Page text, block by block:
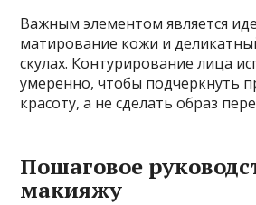
Важным элементом является
матирование кожи и
скулах. Контурирование лица
умеренно, чтобы подчеркнуть
красоту, а не сделать образ
Пошаговое
макияжу